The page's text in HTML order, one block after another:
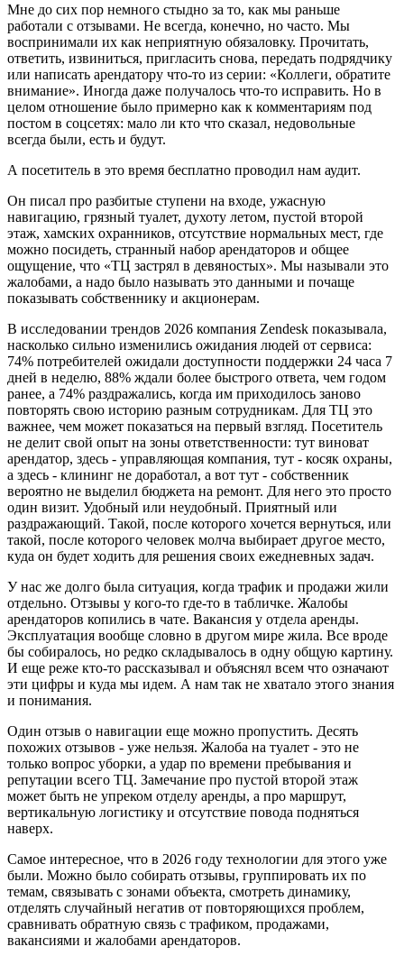
Мне до сих пор немного стыдно за то, как мы раньше
работали с отзывами. Не всегда, конечно, но часто. Мы
воспринимали их как неприятную обязаловку. Прочитать,
ответить, извиниться, пригласить снова, передать подрядчику
или написать арендатору что-то из серии: «Коллеги, обратите
внимание». Иногда даже получалось что-то исправить. Но в
целом отношение было примерно как к комментариям под
постом в соцсетях: мало ли кто что сказал, недовольные
всегда были, есть и будут.
А посетитель в это время бесплатно проводил нам аудит.
Он писал про разбитые ступени на входе, ужасную
навигацию, грязный туалет, духоту летом, пустой второй
этаж, хамских охранников, отсутствие нормальных мест, где
можно посидеть, странный набор арендаторов и общее
ощущение, что «ТЦ застрял в девяностых». Мы называли это
жалобами, а надо было называть это данными и почаще
показывать собственнику и акционерам.
В исследовании трендов 2026 компания Zendesk показывала,
насколько сильно изменились ожидания людей от сервиса:
74% потребителей ожидали доступности поддержки 24 часа 7
дней в неделю, 88% ждали более быстрого ответа, чем годом
ранее, а 74% раздражались, когда им приходилось заново
повторять свою историю разным сотрудникам. Для ТЦ это
важнее, чем может показаться на первый взгляд. Посетитель
не делит свой опыт на зоны ответственности: тут виноват
арендатор, здесь - управляющая компания, тут - косяк охраны,
а здесь - клининг не доработал, а вот тут - собственник
вероятно не выделил бюджета на ремонт. Для него это просто
один визит. Удобный или неудобный. Приятный или
раздражающий. Такой, после которого хочется вернуться, или
такой, после которого человек молча выбирает другое место,
куда он будет ходить для решения своих ежедневных задач.
У нас же долго была ситуация, когда трафик и продажи жили
отдельно. Отзывы у кого-то где-то в табличке. Жалобы
арендаторов копились в чате. Вакансия у отдела аренды.
Эксплуатация вообще словно в другом мире жила. Все вроде
бы собиралось, но редко складывалось в одну общую картину.
И еще реже кто-то рассказывал и объяснял всем что означают
эти цифры и куда мы идем. А нам так не хватало этого знания
и понимания.
Один отзыв о навигации еще можно пропустить. Десять
похожих отзывов - уже нельзя. Жалоба на туалет - это не
только вопрос уборки, а удар по времени пребывания и
репутации всего ТЦ. Замечание про пустой второй этаж
может быть не упреком отделу аренды, а про маршрут,
вертикальную логистику и отсутствие повода подняться
наверх.
Самое интересное, что в 2026 году технологии для этого уже
были. Можно было собирать отзывы, группировать их по
темам, связывать с зонами объекта, смотреть динамику,
отделять случайный негатив от повторяющихся проблем,
сравнивать обратную связь с трафиком, продажами,
вакансиями и жалобами арендаторов.